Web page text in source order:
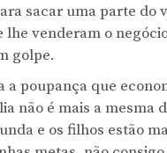
sacar uma parte do
lhe venderam o
golpe.
a poupança que
não é mais a mesma
e os filhos estão